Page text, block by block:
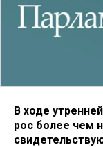
В ходе
рос более чем